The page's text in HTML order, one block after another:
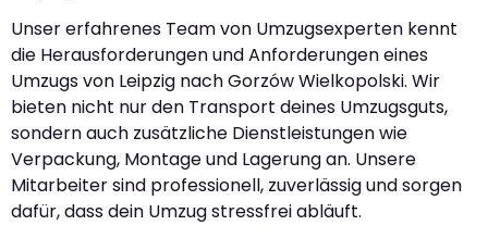
Unser erfahrenes Team von Umzugsexperten kennt
die Herausforderungen und Anforderungen eines
Umzugs von Leipzig nach Gorzów Wielkopolski. Wir
bieten nicht nur den Transport deines Umzugsguts,
sondern auch zusätzliche Dienstleistungen wie
Verpackung, Montage und Lagerung an. Unsere
Mitarbeiter sind professionell, zuverlässig und sorgen
dafür, dass dein Umzug stressfrei abläuft.